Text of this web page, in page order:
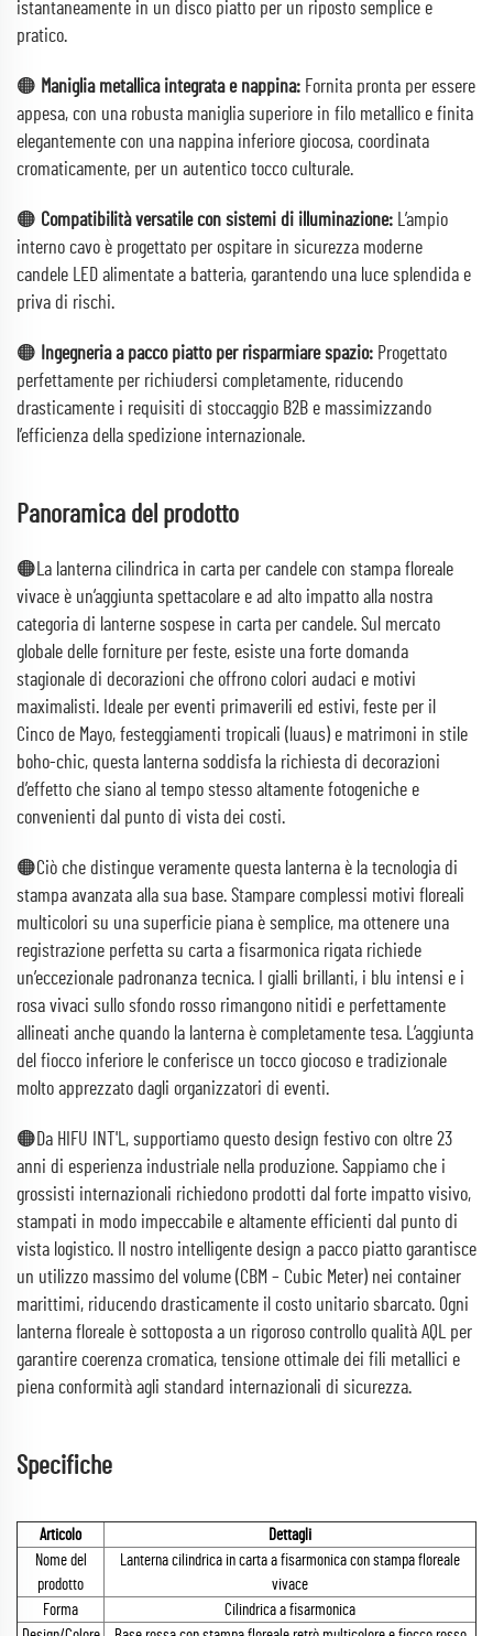
istantaneamente in un disco piatto per un riposto semplice e
pratico.
🟠 Maniglia metallica integrata e nappina: Fornita pronta per essere
appesa, con una robusta maniglia superiore in filo metallico e finita
elegantemente con una nappina inferiore giocosa, coordinata
cromaticamente, per un autentico tocco culturale.
🟠 Compatibilità versatile con sistemi di illuminazione: L’ampio
interno cavo è progettato per ospitare in sicurezza moderne
candele LED alimentate a batteria, garantendo una luce splendida e
priva di rischi.
🟠 Ingegneria a pacco piatto per risparmiare spazio: Progettato
perfettamente per richiudersi completamente, riducendo
drasticamente i requisiti di stoccaggio B2B e massimizzando
l’efficienza della spedizione internazionale.
Panoramica del prodotto
🟠La lanterna cilindrica in carta per candele con stampa floreale
vivace è un’aggiunta spettacolare e ad alto impatto alla nostra
categoria di lanterne sospese in carta per candele. Sul mercato
globale delle forniture per feste, esiste una forte domanda
stagionale di decorazioni che offrono colori audaci e motivi
maximalisti. Ideale per eventi primaverili ed estivi, feste per il
Cinco de Mayo, festeggiamenti tropicali (luaus) e matrimoni in stile
boho-chic, questa lanterna soddisfa la richiesta di decorazioni
d’effetto che siano al tempo stesso altamente fotogeniche e
convenienti dal punto di vista dei costi.
🟠Ciò che distingue veramente questa lanterna è la tecnologia di
stampa avanzata alla sua base. Stampare complessi motivi floreali
multicolori su una superficie piana è semplice, ma ottenere una
registrazione perfetta su carta a fisarmonica rigata richiede
un’eccezionale padronanza tecnica. I gialli brillanti, i blu intensi e i
rosa vivaci sullo sfondo rosso rimangono nitidi e perfettamente
allineati anche quando la lanterna è completamente tesa. L’aggiunta
del fiocco inferiore le conferisce un tocco giocoso e tradizionale
molto apprezzato dagli organizzatori di eventi.
🟠Da HIFU INT'L, supportiamo questo design festivo con oltre 23
anni di esperienza industriale nella produzione. Sappiamo che i
grossisti internazionali richiedono prodotti dal forte impatto visivo,
stampati in modo impeccabile e altamente efficienti dal punto di
vista logistico. Il nostro intelligente design a pacco piatto garantisce
un utilizzo massimo del volume (CBM – Cubic Meter) nei container
marittimi, riducendo drasticamente il costo unitario sbarcato. Ogni
lanterna floreale è sottoposta a un rigoroso controllo qualità AQL per
garantire coerenza cromatica, tensione ottimale dei fili metallici e
piena conformità agli standard internazionali di sicurezza.
Specifiche
Articolo
Dettagli
Nome del
prodotto
Lanterna cilindrica in carta a fisarmonica con stampa floreale
vivace
Forma
Cilindrica a fisarmonica